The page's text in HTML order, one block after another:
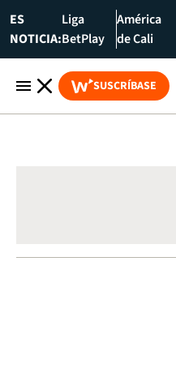
ES
NOTICIA:
Liga
BetPlay
América
de Cali
SUSCRÍBASE